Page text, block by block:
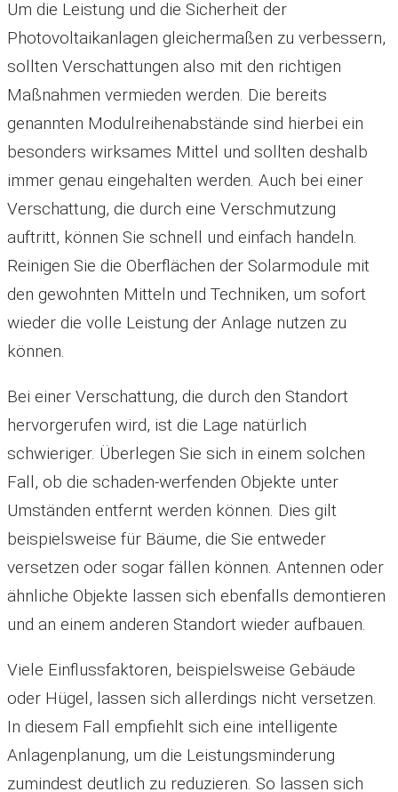
Um die Leistung und die Sicherheit der
Photovoltaikanlagen gleichermaßen zu verbessern,
sollten Verschattungen also mit den richtigen
Maßnahmen vermieden werden. Die bereits
genannten Modulreihenabstände sind hierbei ein
besonders wirksames Mittel und sollten deshalb
immer genau eingehalten werden. Auch bei einer
Verschattung, die durch eine Verschmutzung
auftritt, können Sie schnell und einfach handeln.
Reinigen Sie die Oberflächen der Solarmodule mit
den gewohnten Mitteln und Techniken, um sofort
wieder die volle Leistung der Anlage nutzen zu
können.
Bei einer Verschattung, die durch den Standort
hervorgerufen wird, ist die Lage natürlich
schwieriger. Überlegen Sie sich in einem solchen
Fall, ob die schaden-werfenden Objekte unter
Umständen entfernt werden können. Dies gilt
beispielsweise für Bäume, die Sie entweder
versetzen oder sogar fällen können. Antennen oder
ähnliche Objekte lassen sich ebenfalls demontieren
und an einem anderen Standort wieder aufbauen.
Viele Einflussfaktoren, beispielsweise Gebäude
oder Hügel, lassen sich allerdings nicht versetzen.
In diesem Fall empfiehlt sich eine intelligente
Anlagenplanung, um die Leistungsminderung
zumindest deutlich zu reduzieren. So lassen sich